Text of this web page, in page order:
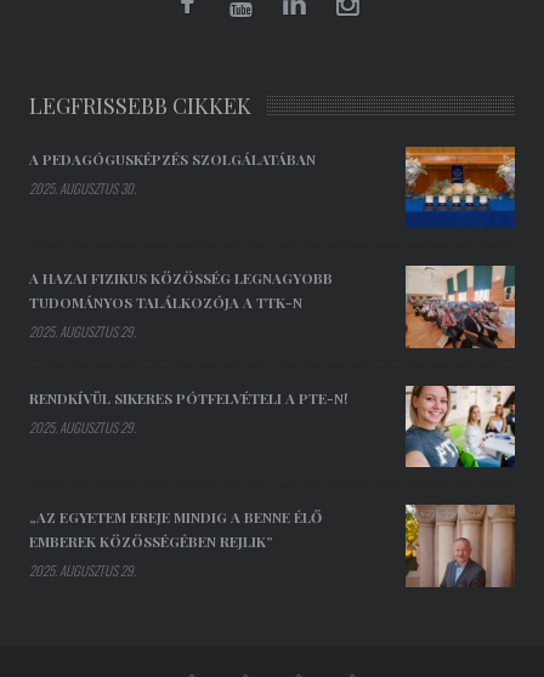
LEGFRISSEBB CIKKEK
A PEDAGÓGUSKÉPZÉS SZOLGÁLATÁBAN
2025. AUGUSZTUS 30.
A HAZAI FIZIKUS KÖZÖSSÉG LEGNAGYOBB
TUDOMÁNYOS TALÁLKOZÓJA A TTK-N
2025. AUGUSZTUS 29.
RENDKÍVÜL SIKERES PÓTFELVÉTELI A PTE-N!
2025. AUGUSZTUS 29.
„AZ EGYETEM EREJE MINDIG A BENNE ÉLŐ
EMBEREK KÖZÖSSÉGÉBEN REJLIK”
2025. AUGUSZTUS 29.